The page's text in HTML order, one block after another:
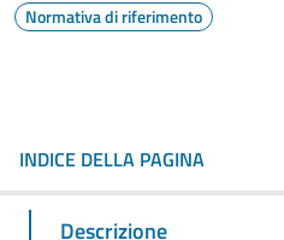
Normativa di riferimento
INDICE DELLA PAGINA
Descrizione